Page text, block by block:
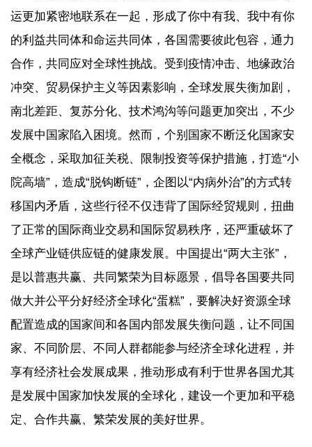
运更加紧密地联系在一起，形成了你中有我、我中有你
的利益共同体和命运共同体，各国需要彼此包容，通力
合作，共同应对全球性挑战。受到疫情冲击、地缘政治
冲突、贸易保护主义等因素影响，全球发展失衡加剧，
南北差距、复苏分化、技术鸿沟等问题更加突出，不少
发展中国家陷入困境。然而，个别国家不断泛化国家安
全概念，采取加征关税、限制投资等保护措施，打造“小
院高墙”，造成“脱钩断链”，企图以“内病外治”的方式转
移国内矛盾，这些行径不仅违背了国际经贸规则，扭曲
了正常的国际商业交易和国际贸易秩序，还严重破坏了
全球产业链供应链的健康发展。中国提出“两大主张”，
是以普惠共赢、共同繁荣为目标愿景，倡导各国要共同
做大并公平分好经济全球化“蛋糕”，要解决好资源全球
配置造成的国家间和各国内部发展失衡问题，让不同国
家、不同阶层、不同人群都能参与经济全球化进程，并
享有经济社会发展成果，推动形成有利于世界各国尤其
是发展中国家加快发展的全球化，建设一个更加和平稳
定、合作共赢、繁荣发展的美好世界。